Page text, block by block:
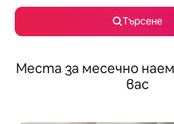
Търсене
Места за месечно
вас